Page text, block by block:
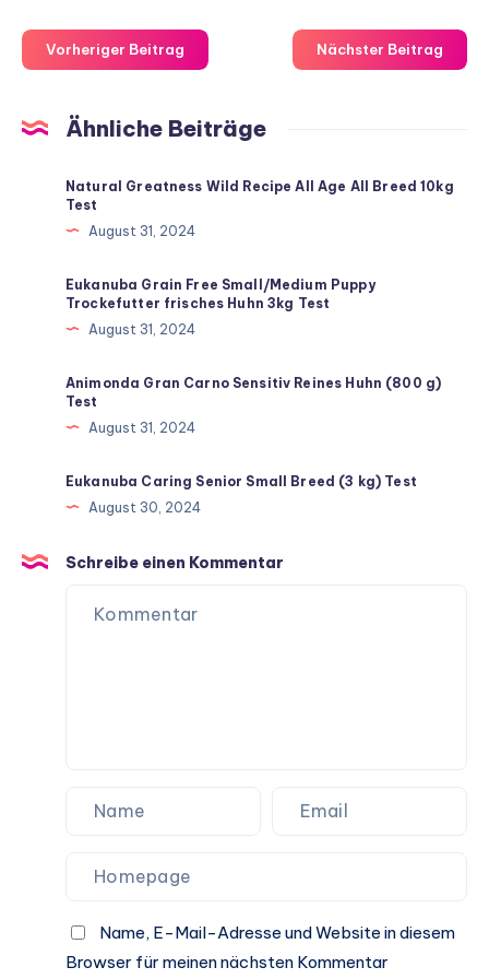
Vorheriger Beitrag Nächster Beitrag
Ähnliche Beiträge
Natural Greatness Wild Recipe All Age All Breed 10kg
Test
August 31, 2024
Eukanuba Grain Free Small/Medium Puppy
Trockefutter frisches Huhn 3kg Test
August 31, 2024
Animonda Gran Carno Sensitiv Reines Huhn (800 g)
Test
August 31, 2024
Eukanuba Caring Senior Small Breed (3 kg) Test
August 30, 2024
Schreibe einen Kommentar
Name, E-Mail-Adresse und Website in diesem
Browser für meinen nächsten Kommentar